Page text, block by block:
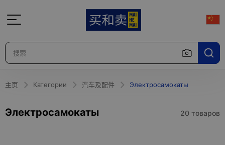
主页 Категории 汽车及配件 Электросамокаты
Электросамокаты 20 товаров